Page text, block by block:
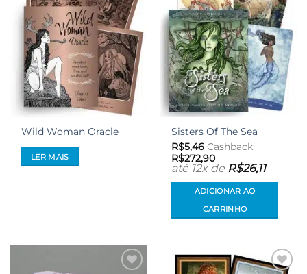
desejos
Wild Woman Oracle
LER MAIS
desejos
Sisters Of The Sea
R$5,46 Cashback
R$272,90
até 12x de R$26,11
ADICIONAR AO
CARRINHO